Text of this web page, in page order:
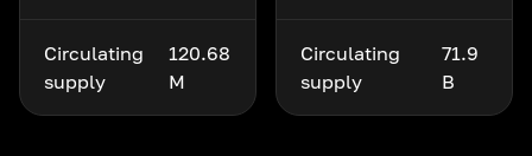
Circulating
supply
120.68
M
Circulating
supply
71.9
B